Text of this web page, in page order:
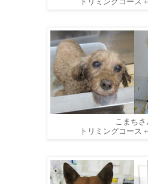
こまちさ
トリミングコース